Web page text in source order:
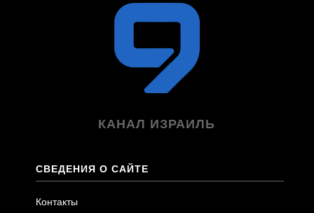
КАНАЛ ИЗРАИЛЬ
СВЕДЕНИЯ О САЙТЕ
Контакты